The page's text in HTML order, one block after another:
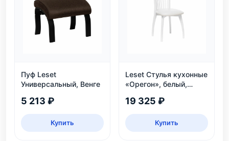
Пуф Leset
Универсальный, Венге
5 213 ₽
Купить
Leset Стулья кухонные
«Орегон», белый,
19 325 ₽
Купить